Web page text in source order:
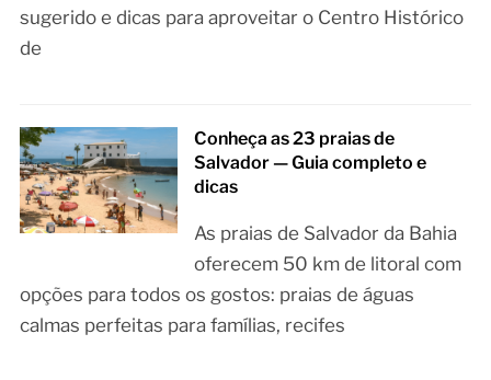
sugerido e dicas para aproveitar o Centro Histórico
de
Conheça as 23 praias de
Salvador — Guia completo e
dicas
As praias de Salvador da Bahia
oferecem 50 km de litoral com
opções para todos os gostos: praias de águas
calmas perfeitas para famílias, recifes